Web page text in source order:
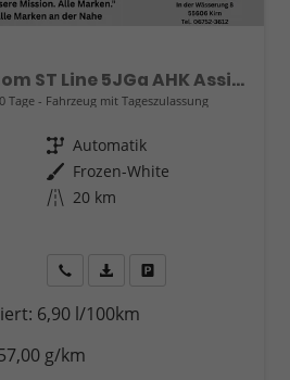
ST-Line 1.5EB Autom ST Line 5JGa AHK Assistenzpaket
Tage Fahrzeug mit Tageszulassung
Getriebe Automatik
Außenfarbe Frozen-White
Kilometerstand 20 km
Wir rufen Sie anFahrzeugexposé (PDF)
6,90 l/100km
g/km